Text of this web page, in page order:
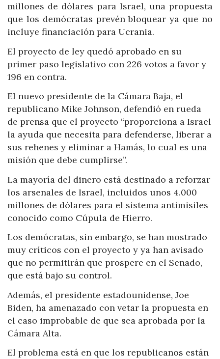
millones de dólares para Israel, una propuesta
que los demócratas prevén bloquear ya que no
incluye financiación para Ucrania.
El proyecto de ley quedó aprobado en su
primer paso legislativo con 226 votos a favor y
196 en contra.
El nuevo presidente de la Cámara Baja, el
republicano Mike Johnson, defendió en rueda
de prensa que el proyecto “proporciona a Israel
la ayuda que necesita para defenderse, liberar a
sus rehenes y eliminar a Hamás, lo cual es una
misión que debe cumplirse”.
La mayoría del dinero está destinado a reforzar
los arsenales de Israel, incluidos unos 4.000
millones de dólares para el sistema antimisiles
conocido como Cúpula de Hierro.
Los demócratas, sin embargo, se han mostrado
muy críticos con el proyecto y ya han avisado
que no permitirán que prospere en el Senado,
que está bajo su control.
Además, el presidente estadounidense, Joe
Biden, ha amenazado con vetar la propuesta en
el caso improbable de que sea aprobada por la
Cámara Alta.
El problema está en que los republicanos están